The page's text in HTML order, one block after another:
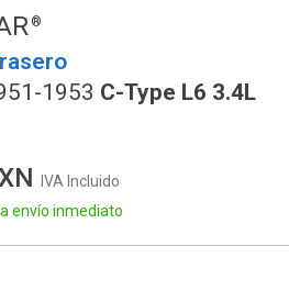
1953 C-Type L6 3.4L
IVA Incluido
envío inmediato